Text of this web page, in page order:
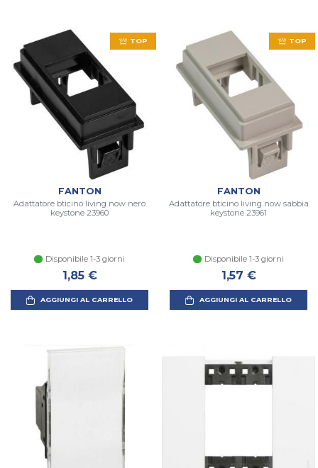
TOP
FANTON
Adattatore bticino living now nero
keystone 23960
Disponibile 1-3 giorni
1,85 €
AGGIUNGI AL CARRELLO
TOP
FANTON
Adattatore bticino living now sabbia
keystone 23961
Disponibile 1-3 giorni
1,57 €
AGGIUNGI AL CARRELLO